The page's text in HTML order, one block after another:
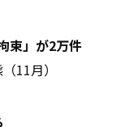
束」が2万件
11月）